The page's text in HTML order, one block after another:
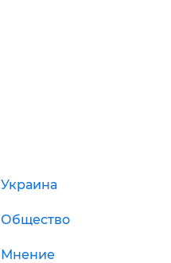
Украина
Общество
Мнение